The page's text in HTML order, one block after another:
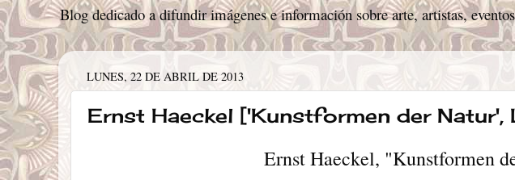
Blog dedicado a difundir imágenes e información sobre arte, artistas,
LUNES, 22 DE ABRIL DE 2013
Ernst Haeckel ['Kunstformen der
Ernst Haeckel, "Kunstformen